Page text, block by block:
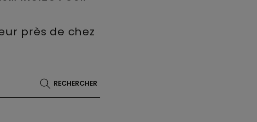
près de chez
RECHERCHER